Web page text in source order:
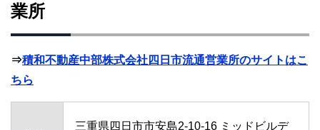
業所
⇒積和不動産中部株式会社四日市流通営業所のサイトはこ
ちら
三重県四日市市安島2-10-16 ミッドビルデ